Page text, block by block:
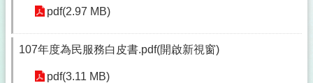
pdf(2.97 MB)
107年度為民服務白皮書.pdf(開啟新視窗)
pdf(3.11 MB)